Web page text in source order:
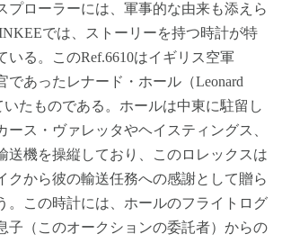
プローラーには、軍事的な由来も添えら
では、ストーリーを持つ時計が特
いる。このRef.6610はイギリス空軍
であったレナード・ホール（Leonard
たものである。ホールは中東に駐留し
ース・ヴァレッタやヘイスティングス、
送機を操縦しており、このロレックスは
クから彼の輸送任務への感謝として贈ら
。この時計には、ホールのフライトログ
子（このオークションの委託者）からの